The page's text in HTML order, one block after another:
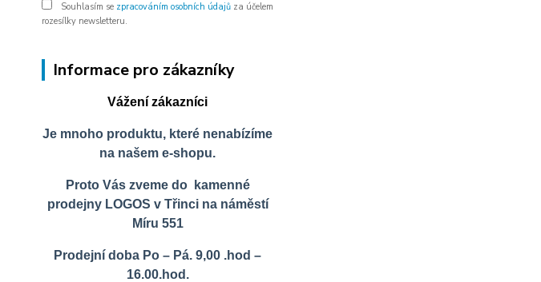
Souhlasím se zpracováním osobních údajů za účelem
rozesílky newsletteru.
Informace pro zákazníky
Vážení zákazníci
Je mnoho produktu, které nenabízíme
na našem e-shopu.
Proto Vás zveme do kamenné
prodejny LOGOS v Třinci na náměstí
Míru 551
Prodejní doba Po – Pá. 9,00 .hod –
16.00.hod.